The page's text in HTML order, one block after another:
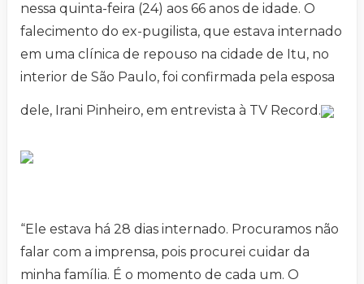
nessa quinta-feira (24) aos 66 anos de idade. O
falecimento do ex-pugilista, que estava internado
em uma clínica de repouso na cidade de Itu, no
interior de São Paulo, foi confirmada pela esposa
dele, Irani Pinheiro, em entrevista à TV Record.
“Ele estava há 28 dias internado. Procuramos não
falar com a imprensa, pois procurei cuidar da
minha família. É o momento de cada um. O